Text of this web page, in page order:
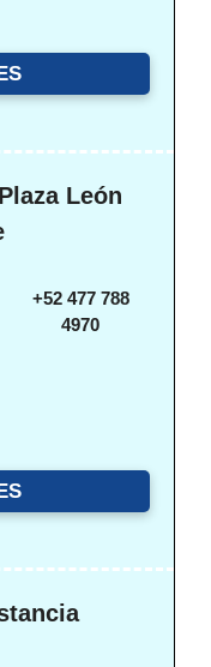
León
+52 477 788
4970